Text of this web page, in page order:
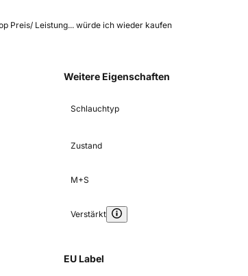
Preis/ Leistung... würde ich wieder kaufen
Weitere Eigenschaften
Schlauchtyp
Zustand
M+S
Verstärkt
EU Label